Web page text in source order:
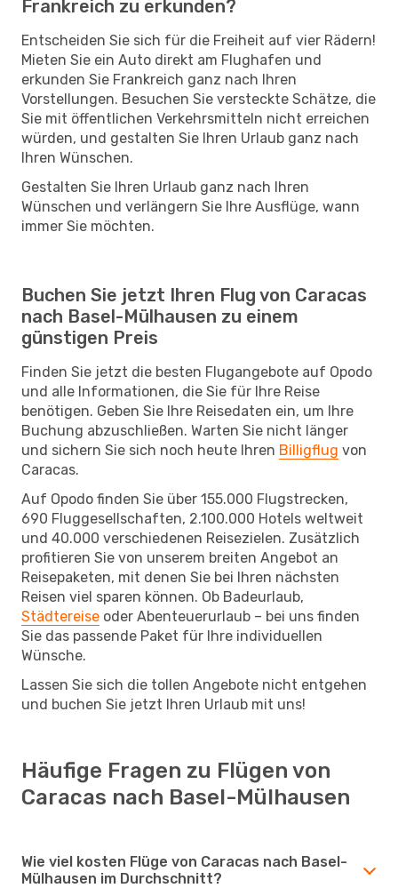
Frankreich zu erkunden?
Entscheiden Sie sich für die Freiheit auf vier Rädern!
Mieten Sie ein Auto direkt am Flughafen und
erkunden Sie Frankreich ganz nach Ihren
Vorstellungen. Besuchen Sie versteckte Schätze, die
Sie mit öffentlichen Verkehrsmitteln nicht erreichen
würden, und gestalten Sie Ihren Urlaub ganz nach
Ihren Wünschen.
Gestalten Sie Ihren Urlaub ganz nach Ihren
Wünschen und verlängern Sie Ihre Ausflüge, wann
immer Sie möchten.
Buchen Sie jetzt Ihren Flug von Caracas
nach Basel-Mülhausen zu einem
günstigen Preis
Finden Sie jetzt die besten Flugangebote auf Opodo
und alle Informationen, die Sie für Ihre Reise
benötigen. Geben Sie Ihre Reisedaten ein, um Ihre
Buchung abzuschließen. Warten Sie nicht länger
und sichern Sie sich noch heute Ihren Billigflug von
Caracas.
Auf Opodo finden Sie über 155.000 Flugstrecken,
690 Fluggesellschaften, 2.100.000 Hotels weltweit
und 40.000 verschiedenen Reisezielen. Zusätzlich
profitieren Sie von unserem breiten Angebot an
Reisepaketen, mit denen Sie bei Ihren nächsten
Reisen viel sparen können. Ob Badeurlaub,
Städtereise oder Abenteuerurlaub – bei uns finden
Sie das passende Paket für Ihre individuellen
Wünsche.
Lassen Sie sich die tollen Angebote nicht entgehen
und buchen Sie jetzt Ihren Urlaub mit uns!
Häufige Fragen zu Flügen von
Caracas nach Basel-Mülhausen
Wie viel kosten Flüge von Caracas nach Basel-
Mülhausen im Durchschnitt?